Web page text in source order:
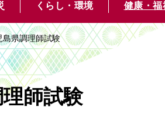
くらし・環境 健康・福
県調理師試験
師試験